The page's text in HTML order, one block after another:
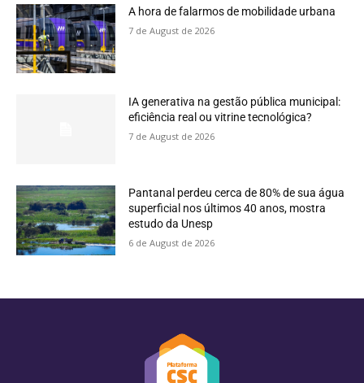
A hora de falarmos de mobilidade urbana
7 de August de 2026
IA generativa na gestão pública municipal:
eficiência real ou vitrine tecnológica?
7 de August de 2026
Pantanal perdeu cerca de 80% de sua água
superficial nos últimos 40 anos, mostra
estudo da Unesp
6 de August de 2026